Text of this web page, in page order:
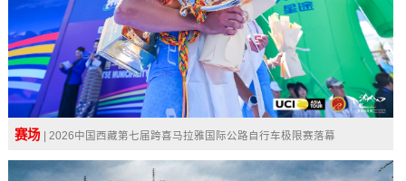
赛场 | 2026中国西藏第七届跨喜马拉雅国际公路自行车极限赛落幕